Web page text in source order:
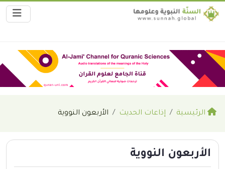
الرئيسية إذاعات الحديث الأربعون النووية
الأربعون النووية